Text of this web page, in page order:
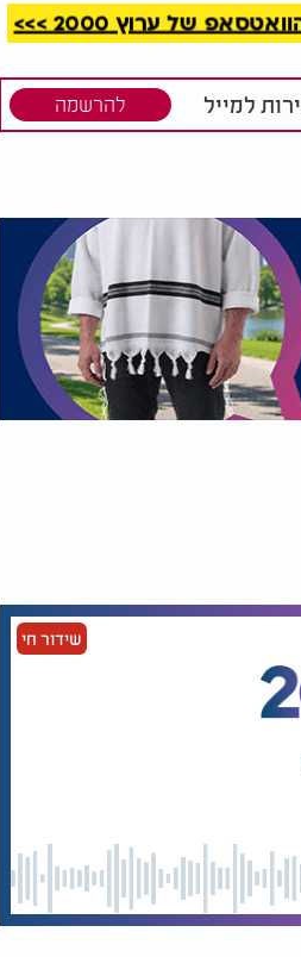
ראשית, אין להשתמש בתנור
נהפך לטעם פגום. לאחר מכן יש
בחותמת כשרות לפסח על חומרי
יחזור היטב. אחרי ביצוע
של ערוץ 2000 >>>
למייל להרשמה
שידור חי